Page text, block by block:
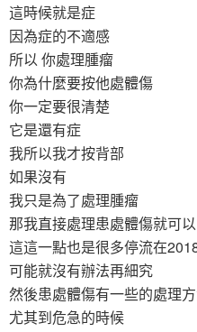
這時候就是症
因為症的不適感
所以 你處理腫瘤
你為什麼要按他處體傷
你一定要很清楚
它是還有症
我所以我才按背部
如果沒有
我只是為了處理腫瘤
那我直接處理患處體傷就可以
這這一點也是很多停流在
可能就沒有辦法再細究
然後患處體傷有一些的處理
尤其到危急的時候